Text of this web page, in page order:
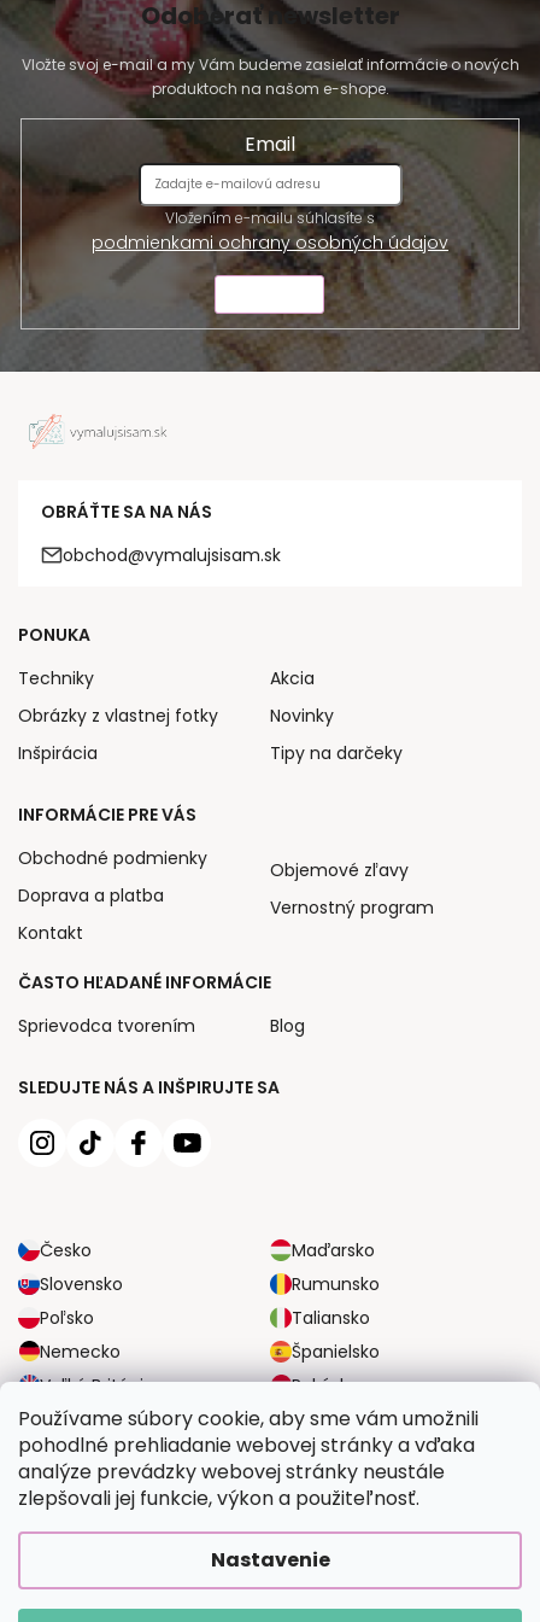
Používame súbory cookie, aby sme vám umožnili
pohodlné prehliadanie webovej stránky a vďaka
analýze prevádzky webovej stránky neustále
zlepšovali jej funkcie, výkon a použiteľnosť.
Nastavenie
Odoberať newsletter
Vložte svoj e-mail a my Vám budeme zasielať informácie o nových
produktoch na našom e-shope.
Email
Vložením e-mailu súhlasíte s
podmienkami ochrany osobných údajov
OBRÁŤTE SA NA NÁS
obchod@vymalujsisam.sk
SLEDUJTE NÁS A INŠPIRUJTE SA
Česko
Maďarsko
Slovensko
Rumunsko
Poľsko
Taliansko
Nemecko
Španielsko
Veľká Británia
Rakúsko
PONUKA
Techniky
Obrázky z vlastnej fotky
Inšpirácia
Akcia
Novinky
Tipy na darčeky
INFORMÁCIE PRE VÁS
Obchodné podmienky
Doprava a platba
Kontakt
Objemové zľavy
Vernostný program
ČASTO HĽADANÉ INFORMÁCIE
Sprievodca tvorením
Blog
SPOĽAHLIVÉ MOŽNOSTI DOPRAVY
BEZPEČNÉ MOŽNOSTI PLATBY